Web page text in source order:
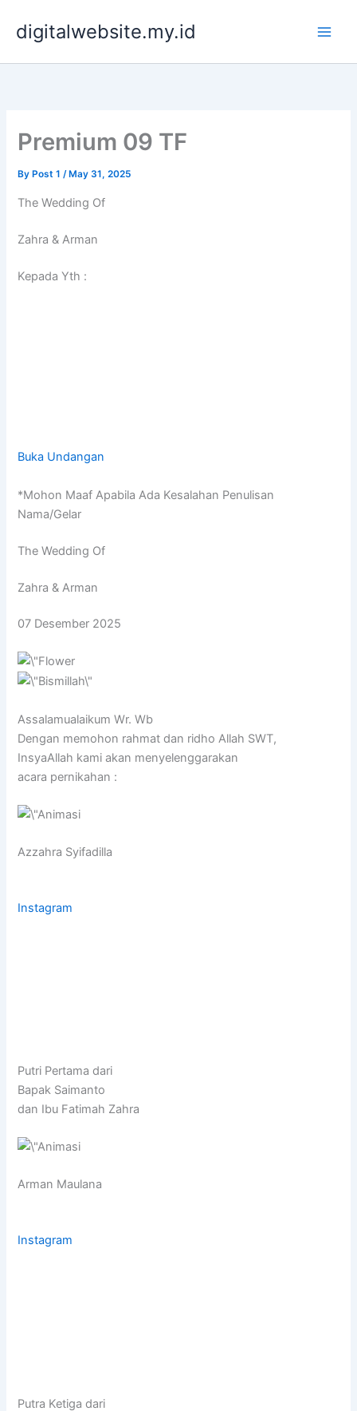
content
digitalwebsite.my.id
Premium 09 TF
By Post 1/ May 31, 2025
The Wedding Of
Zahra & Arman
Kepada Yth :
Buka Undangan
*Mohon Maaf Apabila Ada Kesalahan Penulisan
Nama/Gelar
The Wedding Of
Zahra & Arman
07 Desember 2025
Assalamualaikum Wr. Wb
Dengan memohon rahmat dan ridho Allah SWT,
InsyaAllah kami akan menyelenggarakan
acara pernikahan :
Azzahra Syifadilla
Instagram
Putri Pertama dari
Bapak Saimanto
dan Ibu Fatimah Zahra
Arman Maulana
Instagram
Putra Ketiga dari